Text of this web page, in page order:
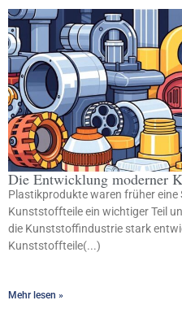
Die Entwicklung moderner
Plastikprodukte waren früher eine
Kunststoffteile ein wichtiger Teil
die Kunststoffindustrie stark
Kunststoffteile(...)
Mehr lesen »